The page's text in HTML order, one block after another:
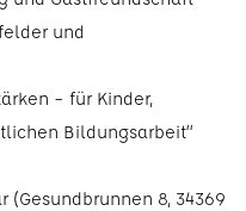
und
– für Kinder,
Bildungsarbeit“
(Gesundbrunnen 8, 34369